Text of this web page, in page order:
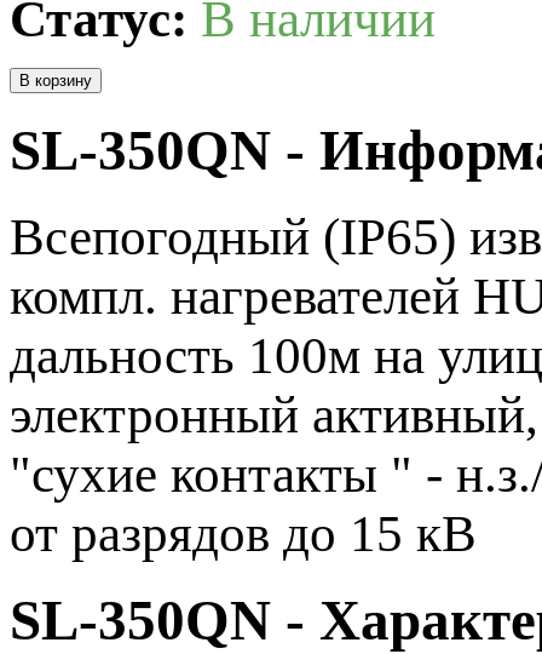
Статус: В наличии
SL-350QN -
Всепогодный (IP65)
компл. нагревателей
дальность 100м на
электронный
"сухие контакты " -
от разрядов до 15 кВ
SL-350QN -